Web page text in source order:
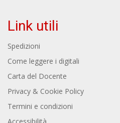
Link utili
Spedizioni
Come leggere i digitali
Carta del Docente
Privacy & Cookie Policy
Termini e condizioni